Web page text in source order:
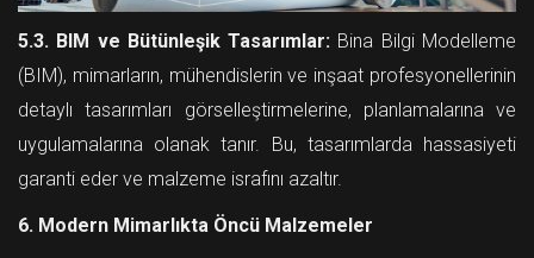
5.3. BIM ve Bütünleşik Tasarımlar: Bina Bilgi Modelleme
(BIM), mimarların, mühendislerin ve inşaat profesyonellerinin
detaylı tasarımları görselleştirmelerine, planlamalarına ve
uygulamalarına olanak tanır. Bu, tasarımlarda hassasiyeti
garanti eder ve malzeme israfını azaltır.
6. Modern Mimarlıkta Öncü Malzemeler